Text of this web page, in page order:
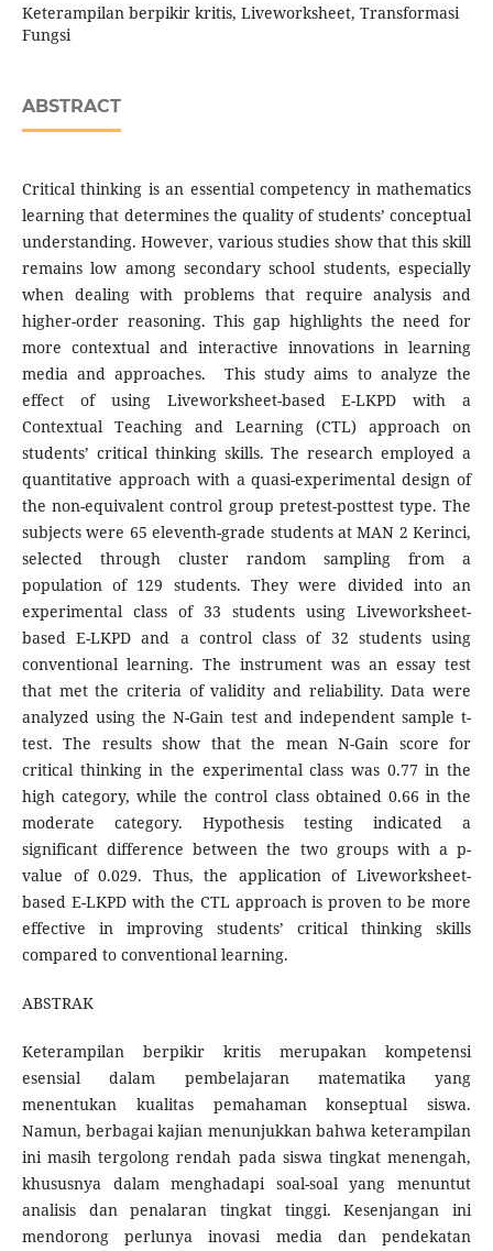
Keterampilan berpikir kritis, Liveworksheet, Transformasi
Fungsi
ABSTRACT
Critical thinking is an essential competency in mathematics
learning that determines the quality of students’ conceptual
understanding. However, various studies show that this skill
remains low among secondary school students, especially
when dealing with problems that require analysis and
higher-order reasoning. This gap highlights the need for
more contextual and interactive innovations in learning
media and approaches. This study aims to analyze the
effect of using Liveworksheet-based E-LKPD with a
Contextual Teaching and Learning (CTL) approach on
students’ critical thinking skills. The research employed a
quantitative approach with a quasi-experimental design of
the non-equivalent control group pretest-posttest type. The
subjects were 65 eleventh-grade students at MAN 2 Kerinci,
selected through cluster random sampling from a
population of 129 students. They were divided into an
experimental class of 33 students using Liveworksheet-
based E-LKPD and a control class of 32 students using
conventional learning. The instrument was an essay test
that met the criteria of validity and reliability. Data were
analyzed using the N-Gain test and independent sample t-
test. The results show that the mean N-Gain score for
critical thinking in the experimental class was 0.77 in the
high category, while the control class obtained 0.66 in the
moderate category. Hypothesis testing indicated a
significant difference between the two groups with a p-
value of 0.029. Thus, the application of Liveworksheet-
based E-LKPD with the CTL approach is proven to be more
effective in improving students’ critical thinking skills
compared to conventional learning.
ABSTRAK
Keterampilan berpikir kritis merupakan kompetensi
esensial dalam pembelajaran matematika yang
menentukan kualitas pemahaman konseptual siswa.
Namun, berbagai kajian menunjukkan bahwa keterampilan
ini masih tergolong rendah pada siswa tingkat menengah,
khususnya dalam menghadapi soal-soal yang menuntut
analisis dan penalaran tingkat tinggi. Kesenjangan ini
mendorong perlunya inovasi media dan pendekatan